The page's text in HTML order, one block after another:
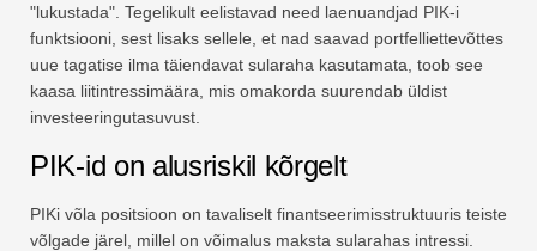
"lukustada". Tegelikult eelistavad need laenuandjad PIK-i
funktsiooni, sest lisaks sellele, et nad saavad portfelliettevõttes
uue tagatise ilma täiendavat sularaha kasutamata, toob see
kaasa liitintressimäära, mis omakorda suurendab üldist
investeeringutasuvust.
PIK-id on alusriskil kõrgelt
PIKi võla positsioon on tavaliselt finantseerimisstruktuuris teiste
võlgade järel, millel on võimalus maksta sularahas intressi.